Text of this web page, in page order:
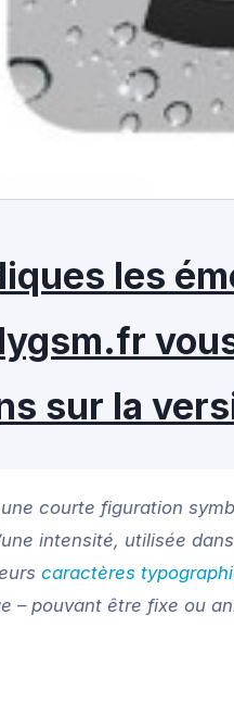
les
sur la
courte figuration
intensité, utilisée
caractères
– pouvant être fixe ou